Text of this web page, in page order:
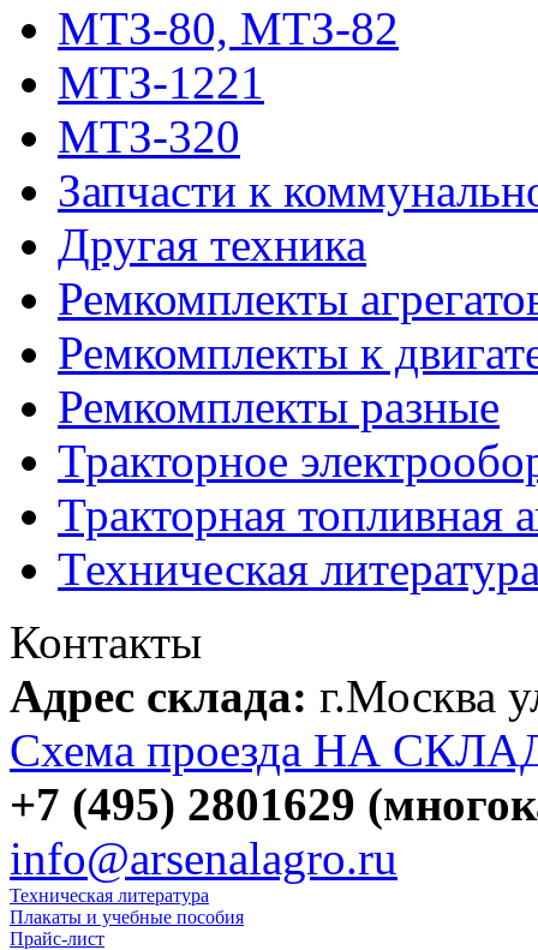
МТЗ-80, МТЗ-82
МТЗ-1221
МТЗ-320
Запчасти к
Другая техника
Ремкомплекты
Ремкомплекты к
Ремкомплекты разные
Тракторное
Тракторная топливная
Техническая
Контакты
Адрес склада: г.Москва
Схема проезда НА
+7 (495) 2801629
info@arsenalagro.ru
Техническая литература
Плакаты и учебные пособия
Прайс-лист